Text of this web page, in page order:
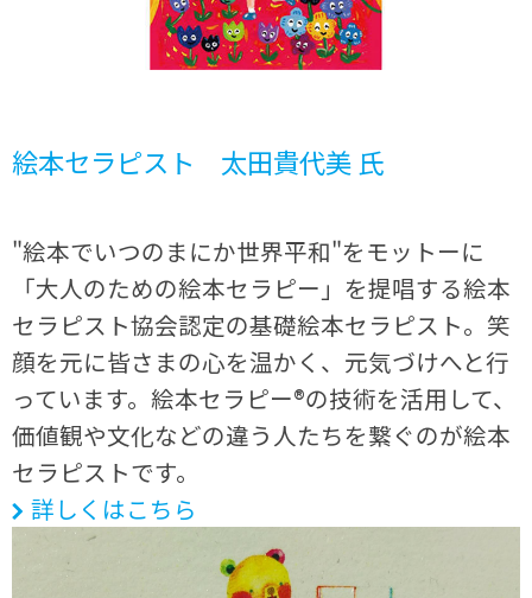
絵本セラピスト 太田貴代美 氏
"絵本でいつのまにか世界平和"をモットーに
「大人のための絵本セラピー」を提唱する絵本
セラピスト協会認定の基礎絵本セラピスト。笑
顔を元に皆さまの心を温かく、元気づけへと行
っています。絵本セラピー®の技術を活用して、
価値観や文化などの違う人たちを繋ぐのが絵本
セラピストです。
詳しくはこちら